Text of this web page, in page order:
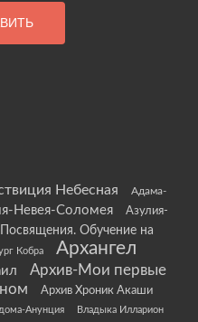
Небесная
Адама-
Невея-Соломея
Азулия-
Обучение на
Кобра
Архангел
Архив-Мои первые
Архив Хроник Акаши
Анунция Владыка Илларион